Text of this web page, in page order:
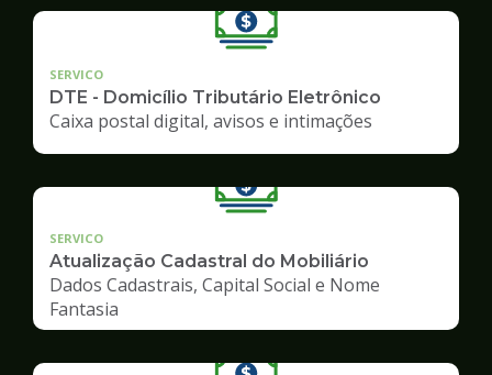
SERVICO
DTE - Domicílio Tributário Eletrônico
Caixa postal digital, avisos e intimações
SERVICO
Atualização Cadastral do Mobiliário
Dados Cadastrais, Capital Social e Nome
Fantasia